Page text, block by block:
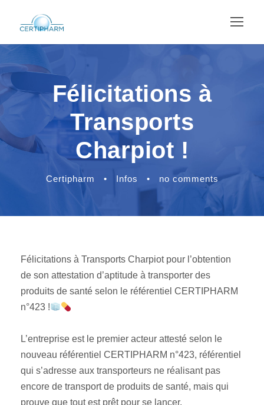
Félicitations à
Transports
Charpiot !
Certipharm • Infos • no comments
Félicitations à Transports Charpiot pour l’obtention
de son attestation d’aptitude à transporter des
produits de santé selon le référentiel CERTIPHARM
n°423 !
L’entreprise est le premier acteur attesté selon le
nouveau référentiel CERTIPHARM n°423, référentiel
qui s’adresse aux transporteurs ne réalisant pas
encore de transport de produits de santé, mais qui
prouve que tout est prêt pour se lancer.